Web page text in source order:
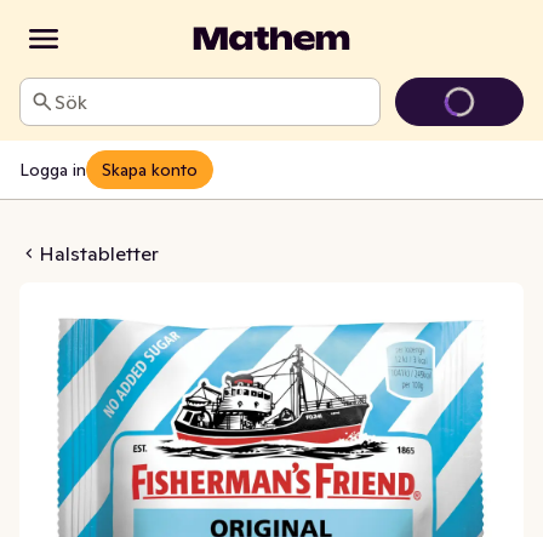
Sök
Logga in Skapa konto
Halstabletter
Sockerfri